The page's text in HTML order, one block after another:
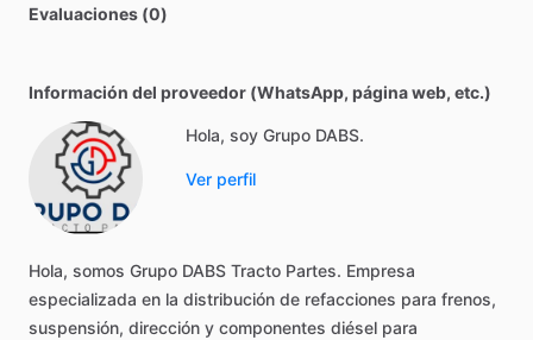
Evaluaciones (0)
Información del proveedor (WhatsApp, página web, etc.)
Hola, soy Grupo DABS.
Ver perfil
Hola, somos Grupo DABS Tracto Partes. Empresa
especializada en la distribución de refacciones para frenos,
suspensión, dirección y componentes diésel para